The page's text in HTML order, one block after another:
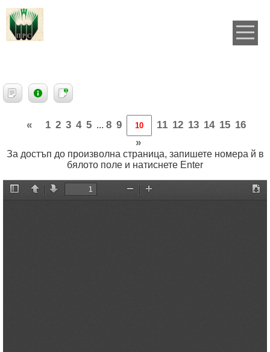
« 1 2 3 4 5 ... 8 9 11 12 13 14 15 16
»
За достъп до произволна страница, запишете номера й в
бялото поле и натиснете Enter